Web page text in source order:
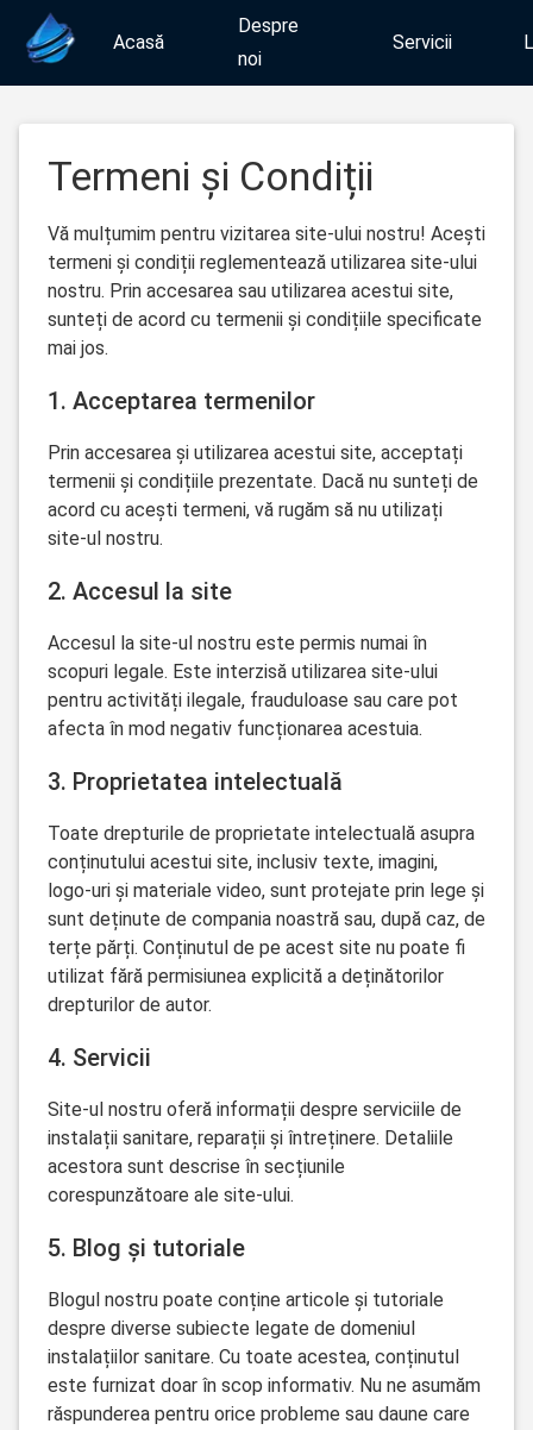
Acasă
Despre
noi
Servicii
Termeni și Condiții
Vă mulțumim pentru vizitarea site-ului nostru! Acești
termeni și condiții reglementează utilizarea site-ului
nostru. Prin accesarea sau utilizarea acestui site,
sunteți de acord cu termenii și condițiile specificate
mai jos.
1. Acceptarea termenilor
Prin accesarea și utilizarea acestui site, acceptați
termenii și condițiile prezentate. Dacă nu sunteți de
acord cu acești termeni, vă rugăm să nu utilizați
site-ul nostru.
2. Accesul la site
Accesul la site-ul nostru este permis numai în
scopuri legale. Este interzisă utilizarea site-ului
pentru activități ilegale, frauduloase sau care pot
afecta în mod negativ funcționarea acestuia.
3. Proprietatea intelectuală
Toate drepturile de proprietate intelectuală asupra
conținutului acestui site, inclusiv texte, imagini,
logo-uri și materiale video, sunt protejate prin lege și
sunt deținute de compania noastră sau, după caz, de
terțe părți. Conținutul de pe acest site nu poate fi
utilizat fără permisiunea explicită a deținătorilor
drepturilor de autor.
4. Servicii
Site-ul nostru oferă informații despre serviciile de
instalații sanitare, reparații și întreținere. Detaliile
acestora sunt descrise în secțiunile
corespunzătoare ale site-ului.
5. Blog și tutoriale
Blogul nostru poate conține articole și tutoriale
despre diverse subiecte legate de domeniul
instalațiilor sanitare. Cu toate acestea, conținutul
este furnizat doar în scop informativ. Nu ne asumăm
răspunderea pentru orice probleme sau daune care